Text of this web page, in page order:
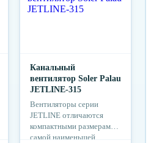
Канальный
вентилятор Soler Palau
JETLINE-315
Вентиляторы серии
JETLINE отличаются
компактными размерами,
самой наименьшей